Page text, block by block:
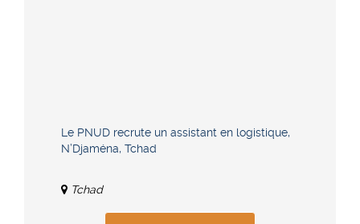
Le PNUD recrute un assistant en logistique,
N’Djaména, Tchad
Tchad